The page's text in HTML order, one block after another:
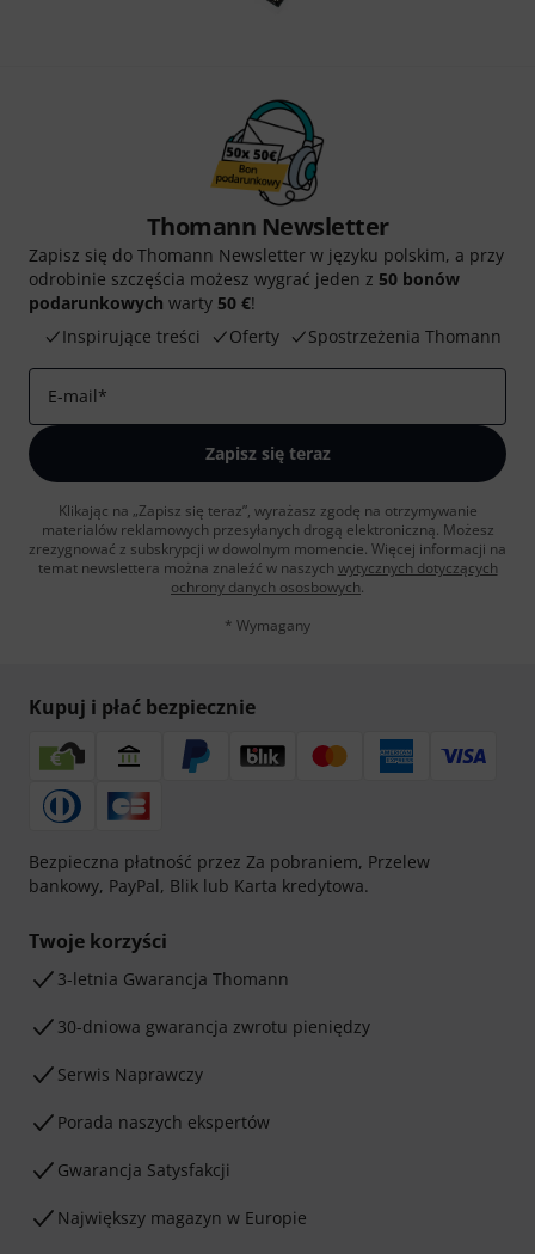
Thomann Newsletter
Zapisz się do Thomann Newsletter w języku polskim, a przy
odrobinie szczęścia możesz wygrać jeden z 50 bonów
podarunkowych warty 50 €!
Inspirujące treści
Oferty Spostrzeżenia Thomann
E-mail*
Zapisz się teraz
Klikając na „Zapisz się teraz”, wyrażasz zgodę na otrzymywanie
materialów reklamowych przesyłanych drogą elektroniczną. Możesz
zrezygnować z subskrypcji w dowolnym momencie. Więcej informacji na
temat newslettera można znaleźć w naszych wytycznych dotyczących
ochrony danych ososbowych.
* Wymagany
Kupuj i płać bezpiecznie
Bezpieczna płatność przez Za pobraniem, Przelew
bankowy, PayPal, Blik lub Karta kredytowa.
Twoje korzyści
3-letnia Gwarancja Thomann
30-dniowa gwarancja zwrotu pieniędzy
Serwis Naprawczy
Porada naszych ekspertów
Gwarancja Satysfakcji
Największy magazyn w Europie